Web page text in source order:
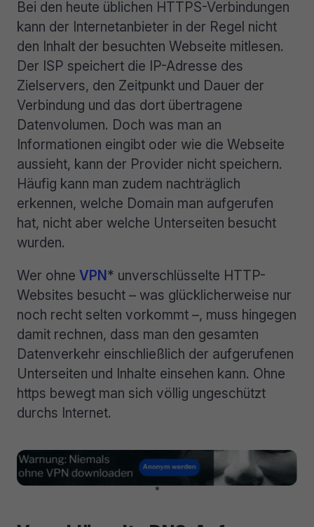
Bei den heute üblichen HTTPS-Verbindungen
kann der Internetanbieter in der Regel nicht
den Inhalt der besuchten Webseite mitlesen.
Der ISP speichert die IP-Adresse des
Zielservers, den Zeitpunkt und Dauer der
Verbindung und das dort übertragene
Datenvolumen. Doch was man an
Informationen eingibt oder wie die Webseite
aussieht, kann der Provider nicht speichern.
Häufig kann man zudem nachträglich
erkennen, welche Domain man aufgerufen
hat, nicht aber welche Unterseiten besucht
wurden.
Wer ohne VPN* unverschlüsselte HTTP-
Websites besucht – was glücklicherweise nur
noch recht selten vorkommt –, muss hingegen
damit rechnen, dass man den gesamten
Datenverkehr einschließlich der aufgerufenen
Unterseiten und Inhalte einsehen kann. Ohne
https bewegt man sich völlig ungeschützt
durchs Internet.
*